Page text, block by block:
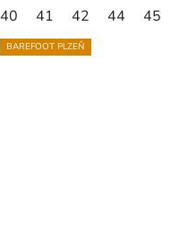
40 41 42 44 45
BAREFOOT PLZEŇ